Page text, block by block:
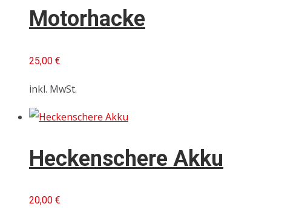
Motorhacke
25,00 €
inkl. MwSt.
Heckenschere Akku
20,00 €